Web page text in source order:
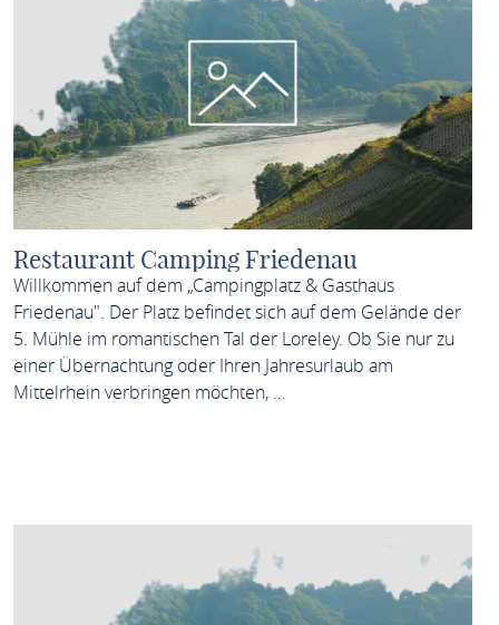
Restaurant Camping Friedenau
Willkommen auf dem „Campingplatz & Gasthaus
Friedenau". Der Platz befindet sich auf dem Gelände der
5. Mühle im romantischen Tal der Loreley. Ob Sie nur zu
einer Übernachtung oder Ihren Jahresurlaub am
Mittelrhein verbringen möchten, …